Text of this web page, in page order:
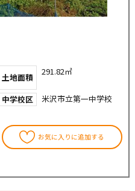
土地面積
291.82㎡
中学校区 米沢市立第一中学校
お気に入りに追加する